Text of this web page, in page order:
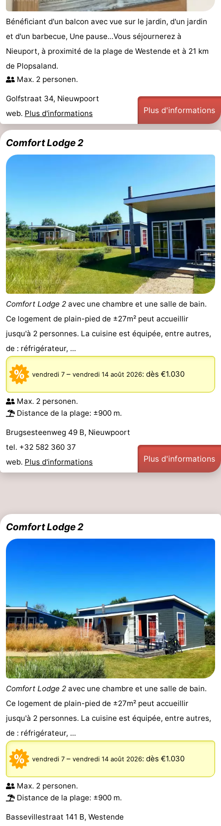
minutes
Plages
Voir
et
faire
Lieux
d'intérêt
-
Musées
-
Monuments
-
Points
de
Attractions
-
Terrains
de
jeux
-
Aires
de
jeux
intérieures
-
Parcours
de
mini-
golf
Centres
de
bien-
être
Villages
&
villes
Nature
Sports
-
Piscines
Faire
du
vélo
-
Randonnée
-
Équitation
-
et
manger
Événements
Pratiques
-
Stationnement
-
Tram
du
littoral
Adresses
Médicales
Région
Flandre-
Occidentale
-
Bruges
-
Gand
Ypres
La
Bénéficiant d'un balcon avec vue sur le jardin, d'un jardin
et d'un barbecue, Une pause...Vous séjournerez à
Nieuport, à proximité de la plage de Westende et à 21 km
de Plopsaland.
Max. 2 personen.
Golfstraat 34, Nieuwpoort
web. Plus d'informations Plus d'informations
Comfort Lodge 2
Comfort Lodge 2 avec une chambre et une salle de bain.
Ce logement de plain-pied de ±27m² peut accueillir
jusqu'à 2 personnes. La cuisine est équipée, entre autres,
de : réfrigérateur, ...
vendredi 7 – vendredi 14 août 2026: dès €1.030
Max. 2 personen.
Distance de la plage: ±900 m.
Brugsesteenweg 49 B, Nieuwpoort
tel. +32 582 360 37
web. Plus d'informations Plus d'informations
Comfort Lodge 2
Comfort Lodge 2 avec une chambre et une salle de bain.
Ce logement de plain-pied de ±27m² peut accueillir
jusqu'à 2 personnes. La cuisine est équipée, entre autres,
de : réfrigérateur, ...
vendredi 7 – vendredi 14 août 2026: dès €1.030
Max. 2 personen.
Distance de la plage: ±900 m.
Bassevillestraat 141 B, Westende